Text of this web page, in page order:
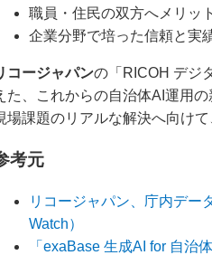
職員・住民の双方へメリッ
企業分野で培った信頼と実
コージャパンの「RICOH デジ
た、これからの自治体AI運用
場課題のリアルな解決へ向け
考元
リコージャパン、庁内デー
Watch）
「exaBase 生成AI for 自治